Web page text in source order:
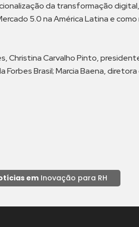
da transformação
5.0 na América Latina e
Carvalho Pinto,
Brasil; Marcia Baena,
em Inovação para RH